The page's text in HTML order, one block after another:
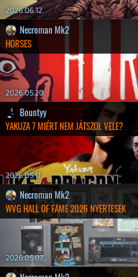
2026.06.12.
Necroman Mk2
HORSES
2026.05.20.
Bountyy
YAKUZA 7 MIÉRT NEM JÁTSZOL VELE?
2026.05.11.
Necroman Mk2
WVG HALL OF FAME 2026 NYERTESEK
2026.05.07.